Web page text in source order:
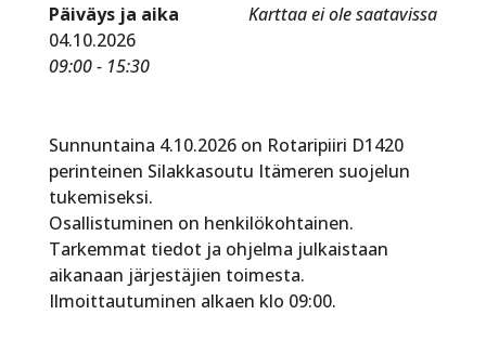
Karttaa ei ole saatavissa
Päiväys ja aika
04.10.2026
09:00 - 15:30
Sunnuntaina 4.10.2026 on Rotaripiiri D1420
perinteinen Silakkasoutu Itämeren suojelun
tukemiseksi.
Osallistuminen on henkilökohtainen.
Tarkemmat tiedot ja ohjelma julkaistaan
aikanaan järjestäjien toimesta.
Ilmoittautuminen alkaen klo 09:00.